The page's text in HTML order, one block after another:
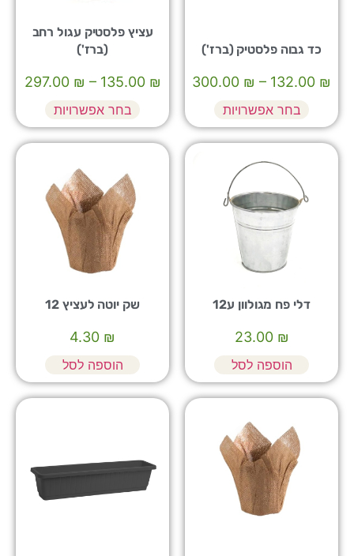
כד גבוה פלסטיק (ברז')
₪
–
₪
בחר אפשרויות
עציץ פלסטיק עגול רחב
(ברז')
₪
135.00
–
₪
297.00
בחר אפשרויות
דלי פח מגולוון ע12
₪
23.00
הוספה לסל
שק יוטה לעציץ 12
₪
הוספה לסל